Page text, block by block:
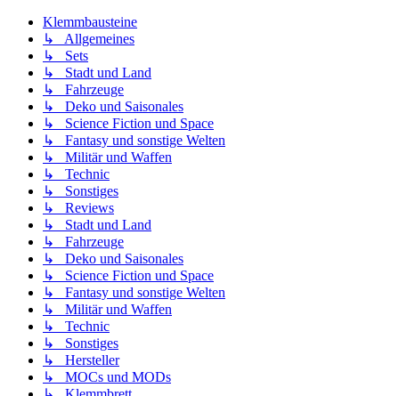
Klemmbausteine
↳ Allgemeines
↳ Sets
↳ Stadt und Land
↳ Fahrzeuge
↳ Deko und Saisonales
↳ Science Fiction und Space
↳ Fantasy und sonstige Welten
↳ Militär und Waffen
↳ Technic
↳ Sonstiges
↳ Reviews
↳ Stadt und Land
↳ Fahrzeuge
↳ Deko und Saisonales
↳ Science Fiction und Space
↳ Fantasy und sonstige Welten
↳ Militär und Waffen
↳ Technic
↳ Sonstiges
↳ Hersteller
↳ MOCs und MODs